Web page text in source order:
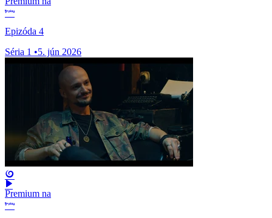
Epizóda 4
Séria 1 •5. jún 2026
Premium na